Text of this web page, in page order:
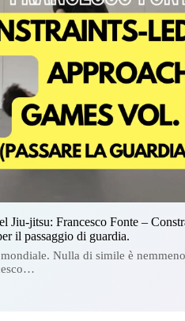
Jiu-jitsu: Francesco Fonte –
il passaggio di guardia.
Nulla di simile è nemmeno